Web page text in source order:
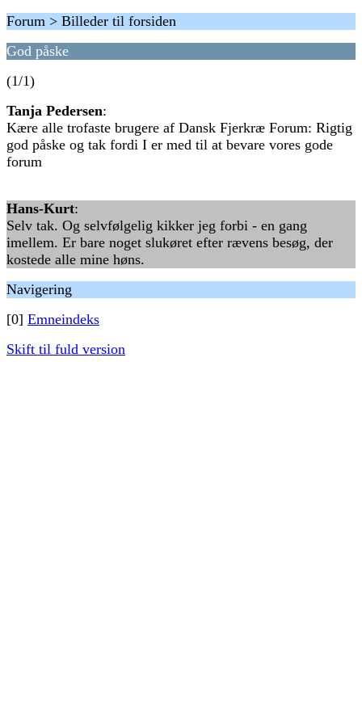
Forum > Billeder til forsiden
God påske
(1/1)
Tanja Pedersen:
Kære alle trofaste brugere af Dansk Fjerkræ Forum: Rigtig
god påske og tak fordi I er med til at bevare vores gode
forum
Hans-Kurt:
Selv tak. Og selvfølgelig kikker jeg forbi - en gang
imellem. Er bare noget slukøret efter rævens besøg, der
kostede alle mine høns.
Navigering
[0] Emneindeks
Skift til fuld version